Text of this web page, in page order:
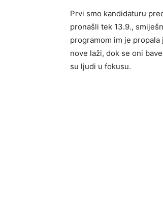
Prvi smo kandidaturu
pronašli tek 13.9.,
programom im je
nove laži, dok se oni
su ljudi u fokusu.